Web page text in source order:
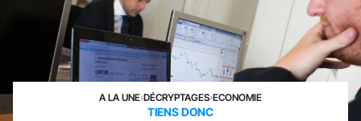
A LA UNE›DÉCRYPTAGES›ECONOMIE
TIENS DONC